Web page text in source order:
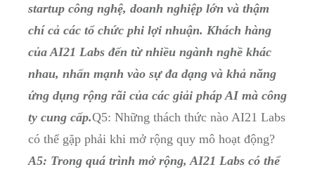
startup công nghệ, doanh nghiệp lớn và thậm
chí cả các tổ chức phi lợi nhuận. Khách hàng
của AI21 Labs đến từ nhiều ngành nghề khác
nhau, nhấn mạnh vào sự đa dạng và khả năng
ứng dụng rộng rãi của các giải pháp AI mà công
ty cung cấp.Q5: Những thách thức nào AI21 Labs
có thể gặp phải khi mở rộng quy mô hoạt động?
A5: Trong quá trình mở rộng, AI21 Labs có thể